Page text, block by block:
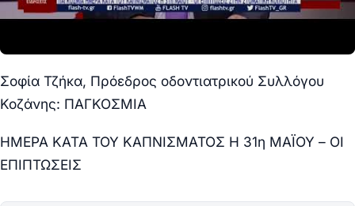
Σοφία Τζήκα, Πρόεδρος οδοντιατρικού Συλλόγου
Κοζάνης: ΠΑΓΚΟΣΜΙΑ
ΗΜΕΡΑ ΚΑΤΑ ΤΟΥ ΚΑΠΝΙΣΜΑΤΟΣ Η 31η ΜΑΪΟΥ – ΟΙ
ΕΠΙΠΤΩΣΕΙΣ